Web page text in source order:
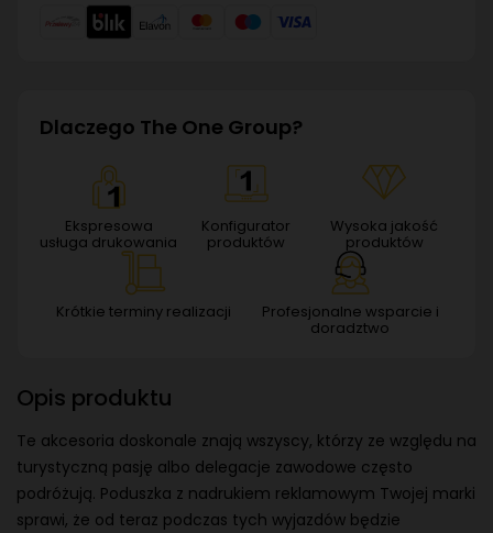
Opis produktu
Te akcesoria doskonale znają wszyscy, którzy ze względu na
turystyczną pasję albo delegacje zawodowe często
podróżują. Poduszka z nadrukiem reklamowym Twojej marki
sprawi, że od teraz podczas tych wyjazdów będzie
Dlaczego The One Group?
Ekspresowa
usługa drukowania
Konfigurator
produktów
Wysoka jakość
produktów
Krótkie terminy realizacji Profesjonalne wsparcie i
doradztwo